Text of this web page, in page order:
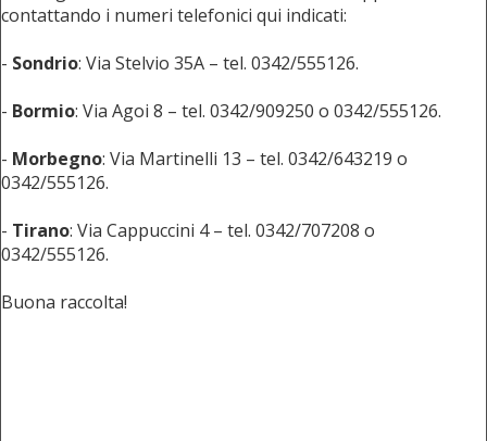
contattando i numeri telefonici qui indicati:
- Sondrio: Via Stelvio 35A – tel. 0342/555126.
- Bormio: Via Agoi 8 – tel. 0342/909250 o 0342/555126.
- Morbegno: Via Martinelli 13 – tel. 0342/643219 o
0342/555126.
- Tirano: Via Cappuccini 4 – tel. 0342/707208 o
0342/555126.
Buona raccolta!